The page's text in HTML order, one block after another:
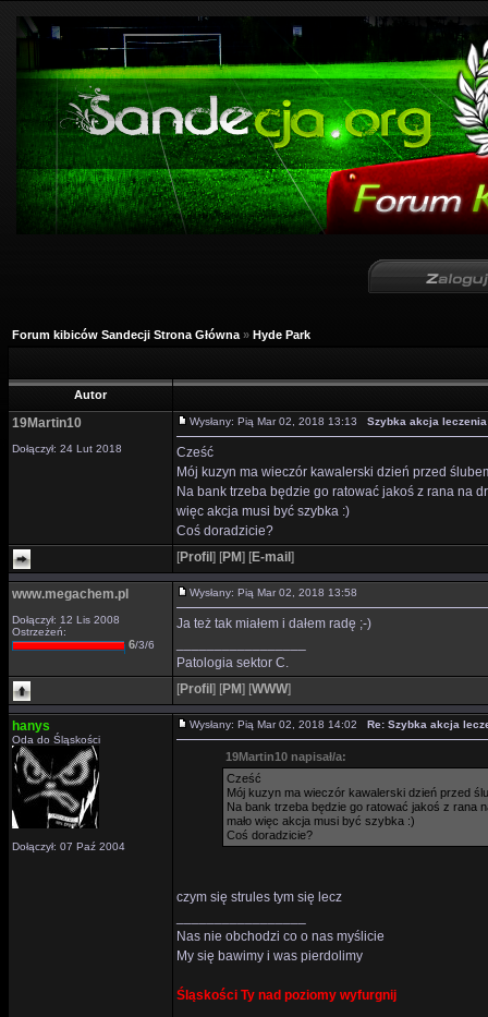
Forum kibiców Sandecji Strona Główna » Hyde Park
Autor
19Martin10
Dołączył: 24 Lut 2018
Wysłany: Pią Mar 02, 2018 13:13 Szybka akcja
Cześć
Mój kuzyn ma wieczór kawalerski dzień przed
Na bank trzeba będzie go ratować jakoś z rana na
więc akcja musi być szybka :)
Coś doradzicie?
[Profil ] [PM] [E-mail ]
www.megachem.pl
Dołączył: 12 Lis 2008
Ostrzeżeń:
6/3/6
Wysłany: Pią Mar 02, 2018 13:58
Ja też tak miałem i dałem radę ;-)
Patologia sektor C.
[Profil ] [PM] [WWW]
hanys
Oda do Śląskości
Dołączył: 07 Paź 2004
Wysłany: Pią Mar 02, 2018 14:02 Re: Szybka akcja
19Martin10 napisał/a:
Cześć
Mój kuzyn ma wieczór kawalerski dzień przed
Na bank trzeba będzie go ratować jakoś z rana
mało więc akcja musi być szybka :)
Coś doradzicie?
czym się strules tym się lecz
Nas nie obchodzi co o nas myślicie
My się bawimy i was pierdolimy
Śląskości Ty nad poziomy wyfurgnij